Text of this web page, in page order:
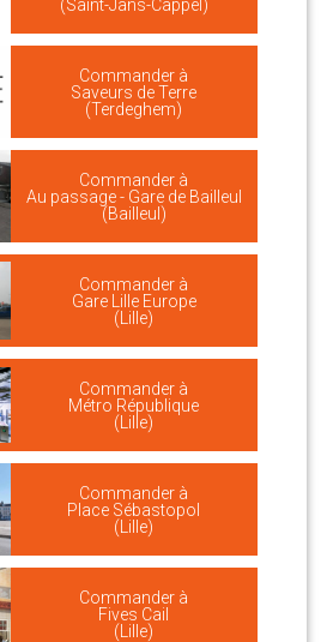
(Saint-Jans-Cappel)
Commander à
Saveurs de Terre
(Terdeghem)
Commander à
Au passage - Gare de Bailleul
(Bailleul)
Commander à
Gare Lille Europe
(Lille)
Commander à
Métro République
(Lille)
Commander à
Place Sébastopol
(Lille)
Commander à
Fives Cail
(Lille)